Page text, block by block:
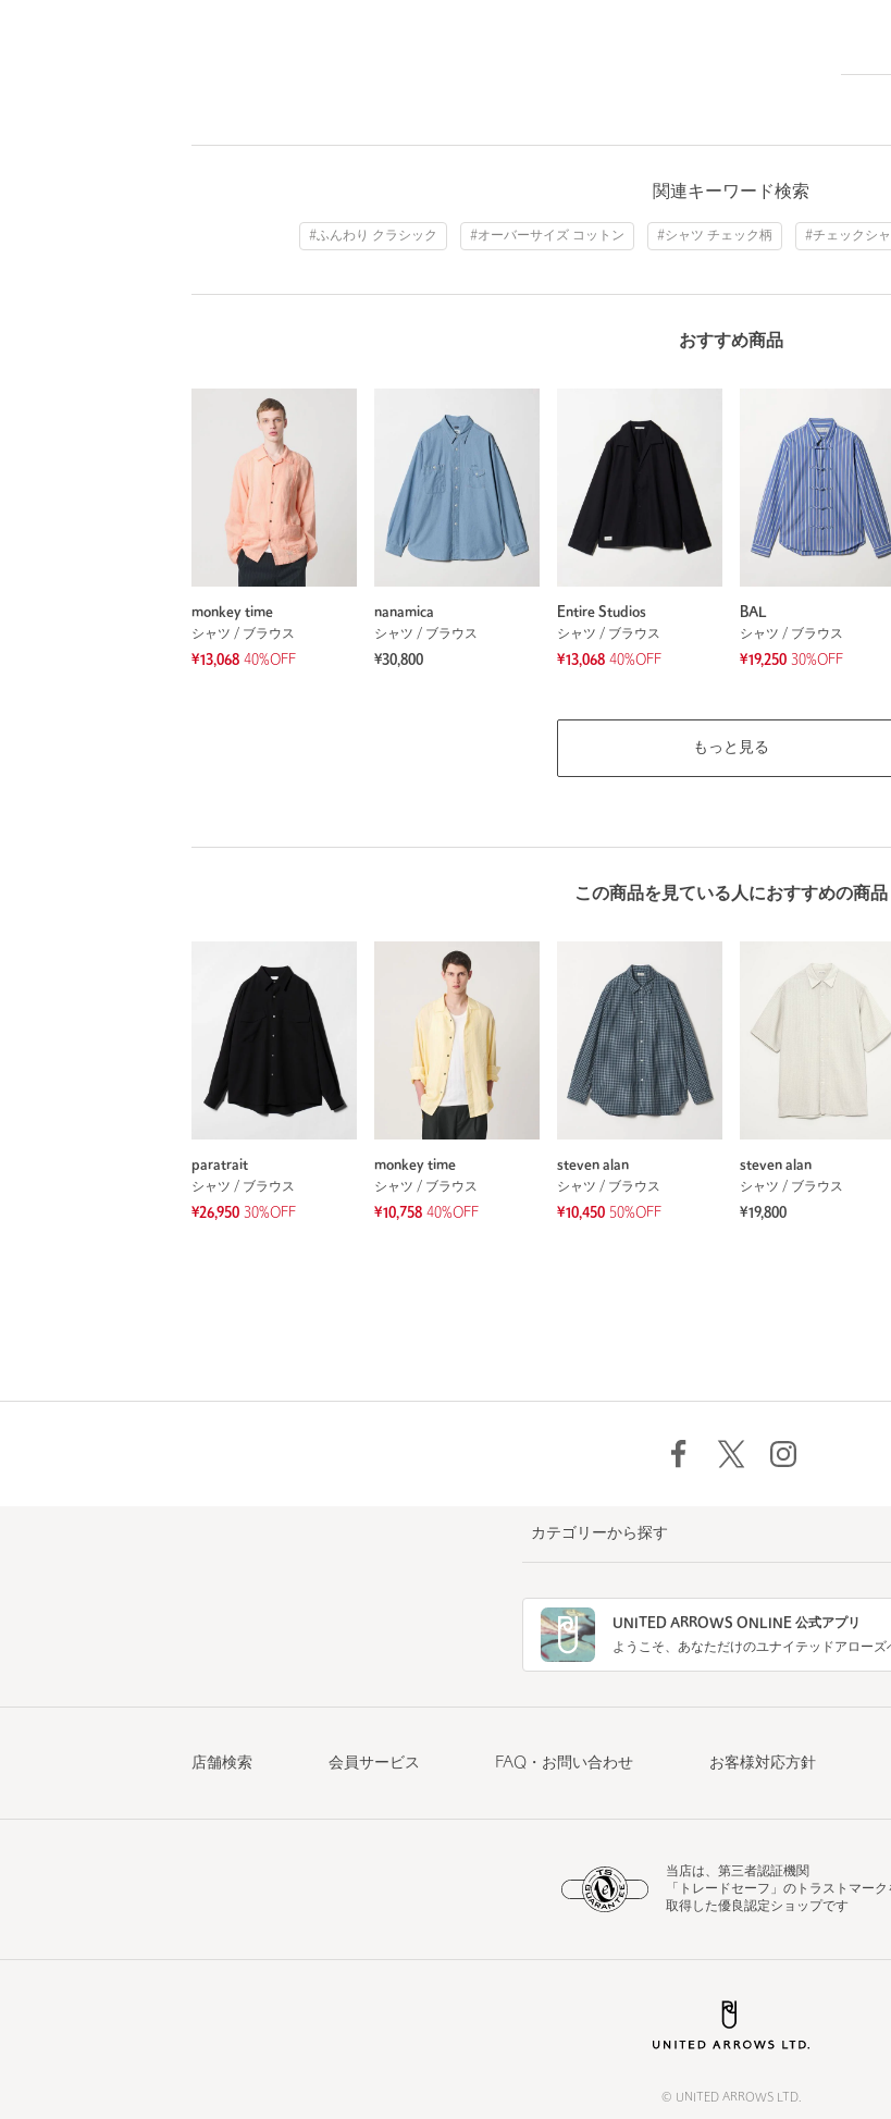
関連キーワード検索
#ふんわり クラシック #オーバーサイズ コットン #シャツ チェック柄 #チェックシ
おすすめ商品
monkey time
シャツ / ブラウス
¥13,068 40%OFF
nanamica
シャツ / ブラウス
¥30,800
Entire Studios
シャツ / ブラウス
¥13,068 40%OFF
BAL
シャツ / ブラウス
¥19,250 30%OFF
もっと見る
この商品を見ている人におすすめの商品
paratrait
シャツ / ブラウス
¥26,950 30%OFF
monkey time
シャツ / ブラウス
¥10,758 40%OFF
steven alan
シャツ / ブラウス
¥10,450 50%OFF
steven alan
シャツ / ブラウス
¥19,800
カテゴリーから探す
UNITED ARROWS ONLINE 公式アプリ
ようこそ、あなただけのユナイテッドアローズ
店舗検索 会員サービス FAQ・お問い合わせ お客様対応方針
当店は、第三者認証機関
「トレードセーフ」のトラストマーク
取得した優良認定ショップです
© UNITED ARROWS LTD.